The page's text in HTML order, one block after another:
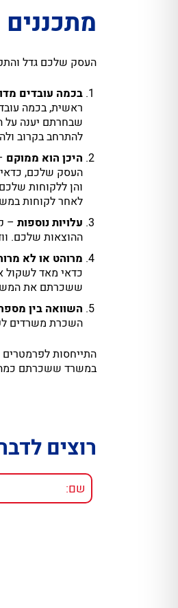
העסק שלכם גדל והתפתח ואתם
בכמה עובדים
ראשית, בכמה
שבחרתם יענה על
להתרחב בקרוב
היכן הוא ממוקם
העסק שלכם, כדאי
והן ללקוחות
לאחר לקוחות
עלויות נוספות –
ההוצאות שלכם.
מרוהט או לא
כדאי מאד לשקול
ששכרתם את
השוואה בין
השכרת משרדים
התייחסות
במשרד ששכרתם כמה
רוצים